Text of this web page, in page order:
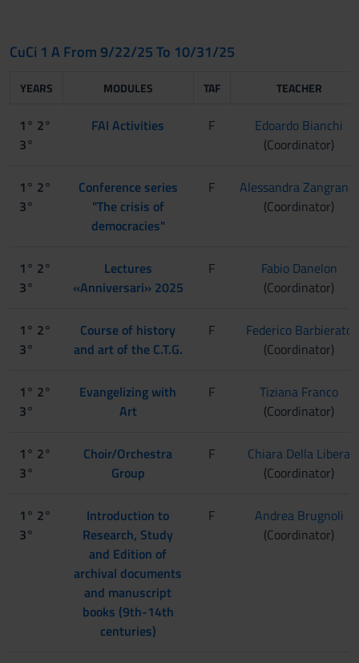
CuCi 1 A From 9/22/25 To 10/31/25
YEARS MODULES TAF TEACHER
1° 2°
3°
FAI Activities F
Edoardo Bianchi
(Coordinator)
1° 2°
3°
Conference series
"The crisis of
democracies"
F
Alessandra Zangrandi
(Coordinator)
1° 2°
3°
Lectures
«Anniversari» 2025
F
Fabio Danelon
(Coordinator)
1° 2°
3°
Course of history
and art of the C.T.G.
F
Federico Barbierato
(Coordinator)
1° 2°
3°
Evangelizing with
Art
F
Tiziana Franco
(Coordinator)
1° 2°
3°
Choir/Orchestra
Group
F
Chiara Della Libera
(Coordinator)
1° 2°
3°
Introduction to
Research, Study
and Edition of
archival documents
and manuscript
books (9th-14th
centuries)
F
Andrea Brugnoli
(Coordinator)